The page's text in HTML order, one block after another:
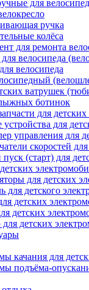
для
ручка
колёса
для ремонта
велосипеда
велосипеда
ватрушек
ботинок
для
устройства для
управления для
скоростей
(старт) для
для детских
для детского
детских
детских
для детских
качания для
подъёма-